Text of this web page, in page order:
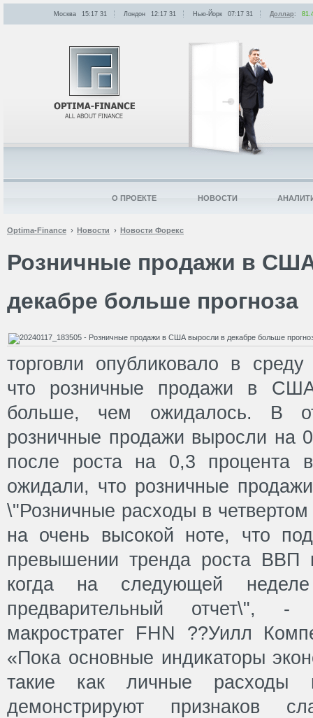
Optima-Finance Новости Новости Форекс
Розничные продажи в
декабре больше прогноза
торговли опубликовало в
что розничные продажи в
больше, чем ожидалось. В
розничные продажи выросли на
после роста на 0,3 процента
ожидали, что розничные
\"Розничные расходы в
на очень высокой ноте, что
превышении тренда роста ВВП
когда на следующей неделе
предварительный отчет\", -
макростратег FHN ??Уилл
«Пока основные индикаторы
такие как личные
демонстрируют признаков
Москва 15:17 31 Лондон 12:17 31 Нью-Йорк 07:17 31 Доллар:
О ПРОЕКТЕ НОВОСТИ